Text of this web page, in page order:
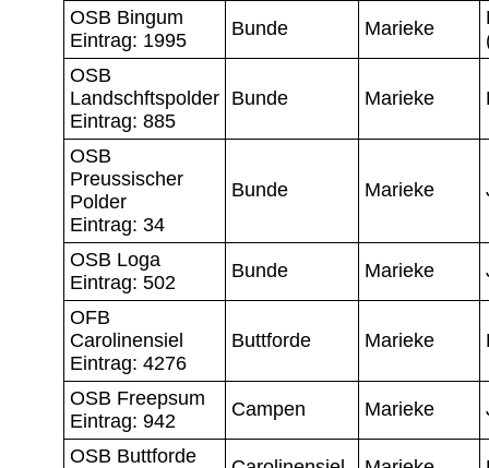
OSB Bingum
Eintrag: 1995
Bunde Marieke
OSB
Landschftspolder
Eintrag: 885
Bunde Marieke
OSB
Preussischer
Polder
Eintrag: 34
Bunde Marieke
OSB Loga
Eintrag: 502
Bunde Marieke
OFB
Carolinensiel
Eintrag: 4276
Buttforde Marieke
OSB Freepsum
Eintrag: 942
Campen Marieke
OSB Buttforde